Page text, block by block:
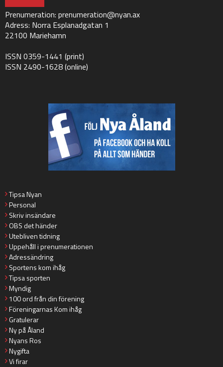
Prenumeration: prenumeration@nyan.ax
Adress: Norra Esplanadgatan 1
22100 Mariehamn
ISSN 0359-1441 (print)
ISSN 2490-1628 (online)
Tipsa Nyan
Personal
Skriv insändare
OBS det händer
Utebliven tidning
Uppehåll i prenumerationen
Adressändring
Sportens kom ihåg
Tipsa sporten
Myndig
100 ord från din förening
Föreningarnas Kom ihåg
Gratulerar
Ny på Åland
Nyans Ros
Nygifta
Vi firar